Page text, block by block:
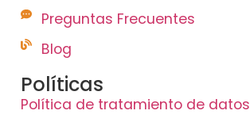
Preguntas Frecuentes
Blog
Políticas
Política de tratamiento de datos